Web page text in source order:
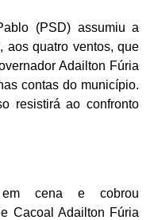
(PSD) assumiu a
aos quatro ventos, que
Adailton Fúria
contas do município.
resistirá ao confronto
cena e cobrou
Cacoal Adailton Fúria